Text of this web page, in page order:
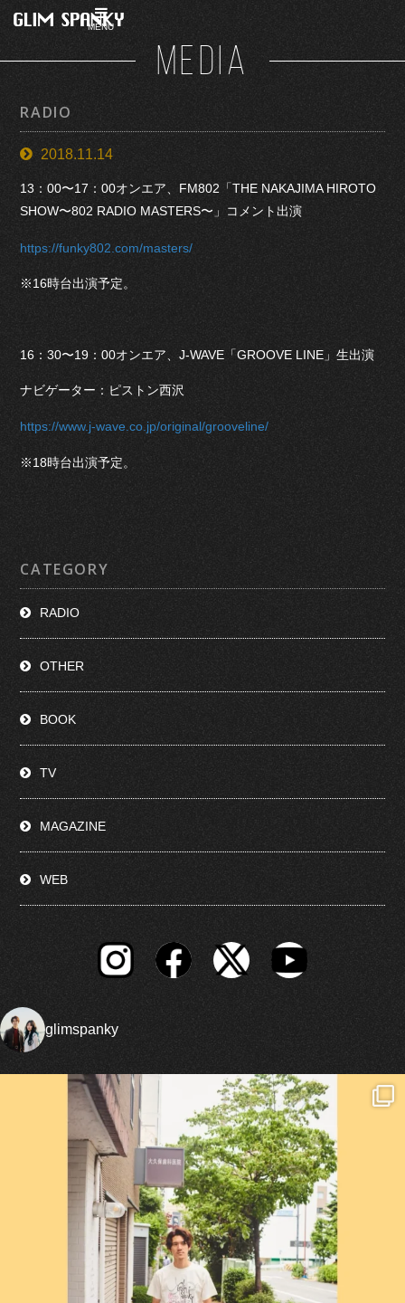
MENU
MEDIA
RADIO
2018.11.14
13：00〜17：00オンエア、FM802「THE NAKAJIMA HIROTO
SHOW〜802 RADIO MASTERS〜」コメント出演
https://funky802.com/masters/
※16時台出演予定。
16：30〜19：00オンエア、J-WAVE「GROOVE LINE」生出演
ナビゲーター：ピストン西沢
https://www.j-wave.co.jp/original/grooveline/
※18時台出演予定。
CATEGORY
RADIO
OTHER
BOOK
TV
MAGAZINE
WEB
glimspanky